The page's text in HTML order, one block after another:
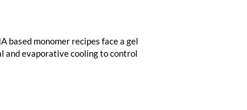
monomer recipes face a gel
and evaporative cooling to control